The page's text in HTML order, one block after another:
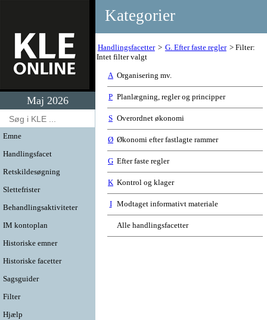
Maj 2026
Emne
Handlingsfacet
Retskildesøgning
Slettefrister
Behandlingsaktiviteter
IM kontoplan
Historiske emner
Historiske facetter
Sagsguider
Filter
Hjælp
Kategorier
Handlingsfacetter G. Efter faste regler
Filter:
Intet filter valgt
A Organisering mv.
P Planlægning, regler og principper
S Overordnet økonomi
Ø Økonomi efter fastlagte rammer
G Efter faste regler
K Kontrol og klager
I Modtaget informativt materiale
Alle handlingsfacetter